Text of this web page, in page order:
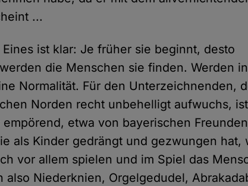
...
ist klar: Je früher sie beginnt, desto
die Menschen sie finden. Werden
Normalität. Für den Unterzeichnenden,
Norden recht unbehelligt aufwuchs,
etwa von bayerischen
als Kinder gedrängt und gezwungen hat,
vor allem spielen und im Spiel das
also Niederknien, Orgelgedudel,